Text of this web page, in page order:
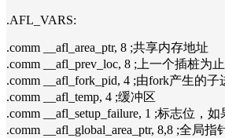
.AFL_VARS:
.comm __afl_area_ptr, 8 ;共享内存地址
.comm __afl_prev_loc, 8 ;上一个插桩为
.comm __afl_fork_pid, 4 ;由fork产生的子
.comm __afl_temp, 4 ;缓冲区
.comm __afl_setup_failure, 1 ;标志位，
.comm __afl_global_area_ptr, 8,8 ;全局指